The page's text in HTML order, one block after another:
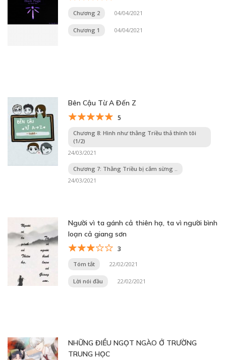
Chương 2 04/04/2021
Chương 1 04/04/2021
Bên Cậu Từ A Đến Z
5
Chương 8: Hình như thằng Triều thả thính tôi
(1/2)
24/03/2021
Chương 7: Thằng Triều bị cắm sừng ..
24/03/2021
Người vì ta gánh cả thiên hạ, ta vì người bình
loạn cả giang sơn
3
Tóm tắt 22/02/2021
Lời nói đầu 22/02/2021
NHỮNG ĐIỀU NGỌT NGÀO Ở TRƯỜNG
TRUNG HỌC